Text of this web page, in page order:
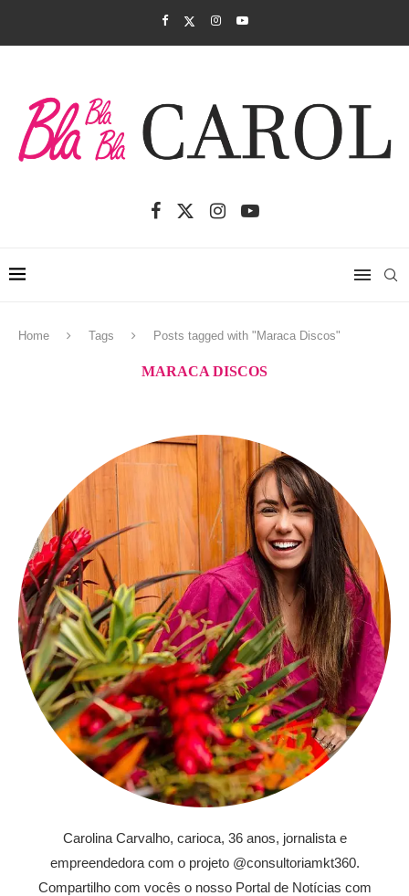
Home Tags Posts tagged with "Maraca Discos"
MARACA DISCOS
Carolina Carvalho, carioca, 36 anos, jornalista e
empreendedora com o projeto @consultoriamkt360.
Compartilho com vocês o nosso Portal de Notícias com